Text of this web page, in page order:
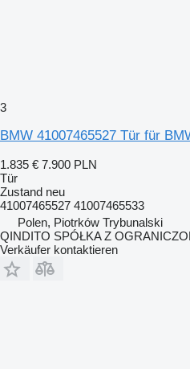
3
BMW 41007465527 Tür für
1.835 € 7.900 PLN
Tür
Zustand neu
41007465527 41007465533
Polen, Piotrków Trybunalski
QINDITO SPÓŁKA Z
Verkäufer kontaktieren